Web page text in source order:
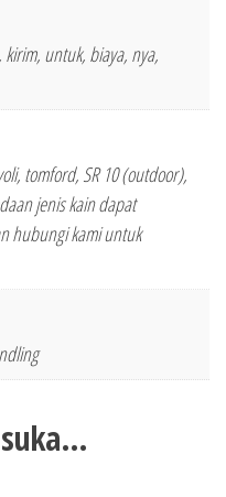
untuk, biaya, nya,
tomford, SR 10 (outdoor),
jenis kain dapat
hubungi kami untuk